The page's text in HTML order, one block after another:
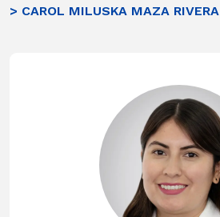
> CAROL MILUSKA MAZA RIVERA